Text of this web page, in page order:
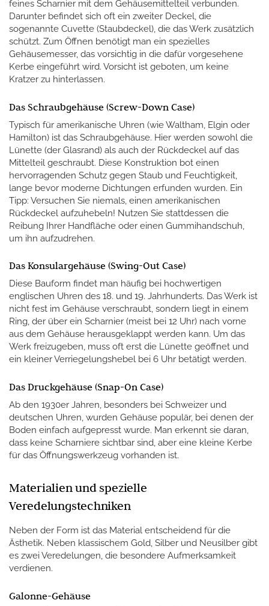
feines Scharnier mit dem Gehäusemittelteil verbunden.
Darunter befindet sich oft ein zweiter Deckel, die
sogenannte Cuvette (Staubdeckel), die das Werk zusätzlich
schützt. Zum Öffnen benötigt man ein spezielles
Gehäusemesser, das vorsichtig in die dafür vorgesehene
Kerbe eingeführt wird. Vorsicht ist geboten, um keine
Kratzer zu hinterlassen.
Das Schraubgehäuse (Screw-Down Case)
Typisch für amerikanische Uhren (wie Waltham, Elgin oder
Hamilton) ist das Schraubgehäuse. Hier werden sowohl die
Lünette (der Glasrand) als auch der Rückdeckel auf das
Mittelteil geschraubt. Diese Konstruktion bot einen
hervorragenden Schutz gegen Staub und Feuchtigkeit,
lange bevor moderne Dichtungen erfunden wurden. Ein
Tipp: Versuchen Sie niemals, einen amerikanischen
Rückdeckel aufzuhebeln! Nutzen Sie stattdessen die
Reibung Ihrer Handfläche oder einen Gummihandschuh,
um ihn aufzudrehen.
Das Konsulargehäuse (Swing-Out Case)
Diese Bauform findet man häufig bei hochwertigen
englischen Uhren des 18. und 19. Jahrhunderts. Das Werk ist
nicht fest im Gehäuse verschraubt, sondern liegt in einem
Ring, der über ein Scharnier (meist bei 12 Uhr) nach vorne
aus dem Gehäuse herausgeklappt werden kann. Um das
Werk freizugeben, muss oft erst die Lünette geöffnet und
ein kleiner Verriegelungshebel bei 6 Uhr betätigt werden.
Das Druckgehäuse (Snap-On Case)
Ab den 1930er Jahren, besonders bei Schweizer und
deutschen Uhren, wurden Gehäuse populär, bei denen der
Boden einfach aufgepresst wurde. Man erkennt sie daran,
dass keine Scharniere sichtbar sind, aber eine kleine Kerbe
für das Öffnungswerkzeug vorhanden ist.
Materialien und spezielle
Veredelungstechniken
Neben der Form ist das Material entscheidend für die
Ästhetik. Neben klassischem Gold, Silber und Neusilber gibt
es zwei Veredelungen, die besondere Aufmerksamkeit
verdienen.
Galonne-Gehäuse